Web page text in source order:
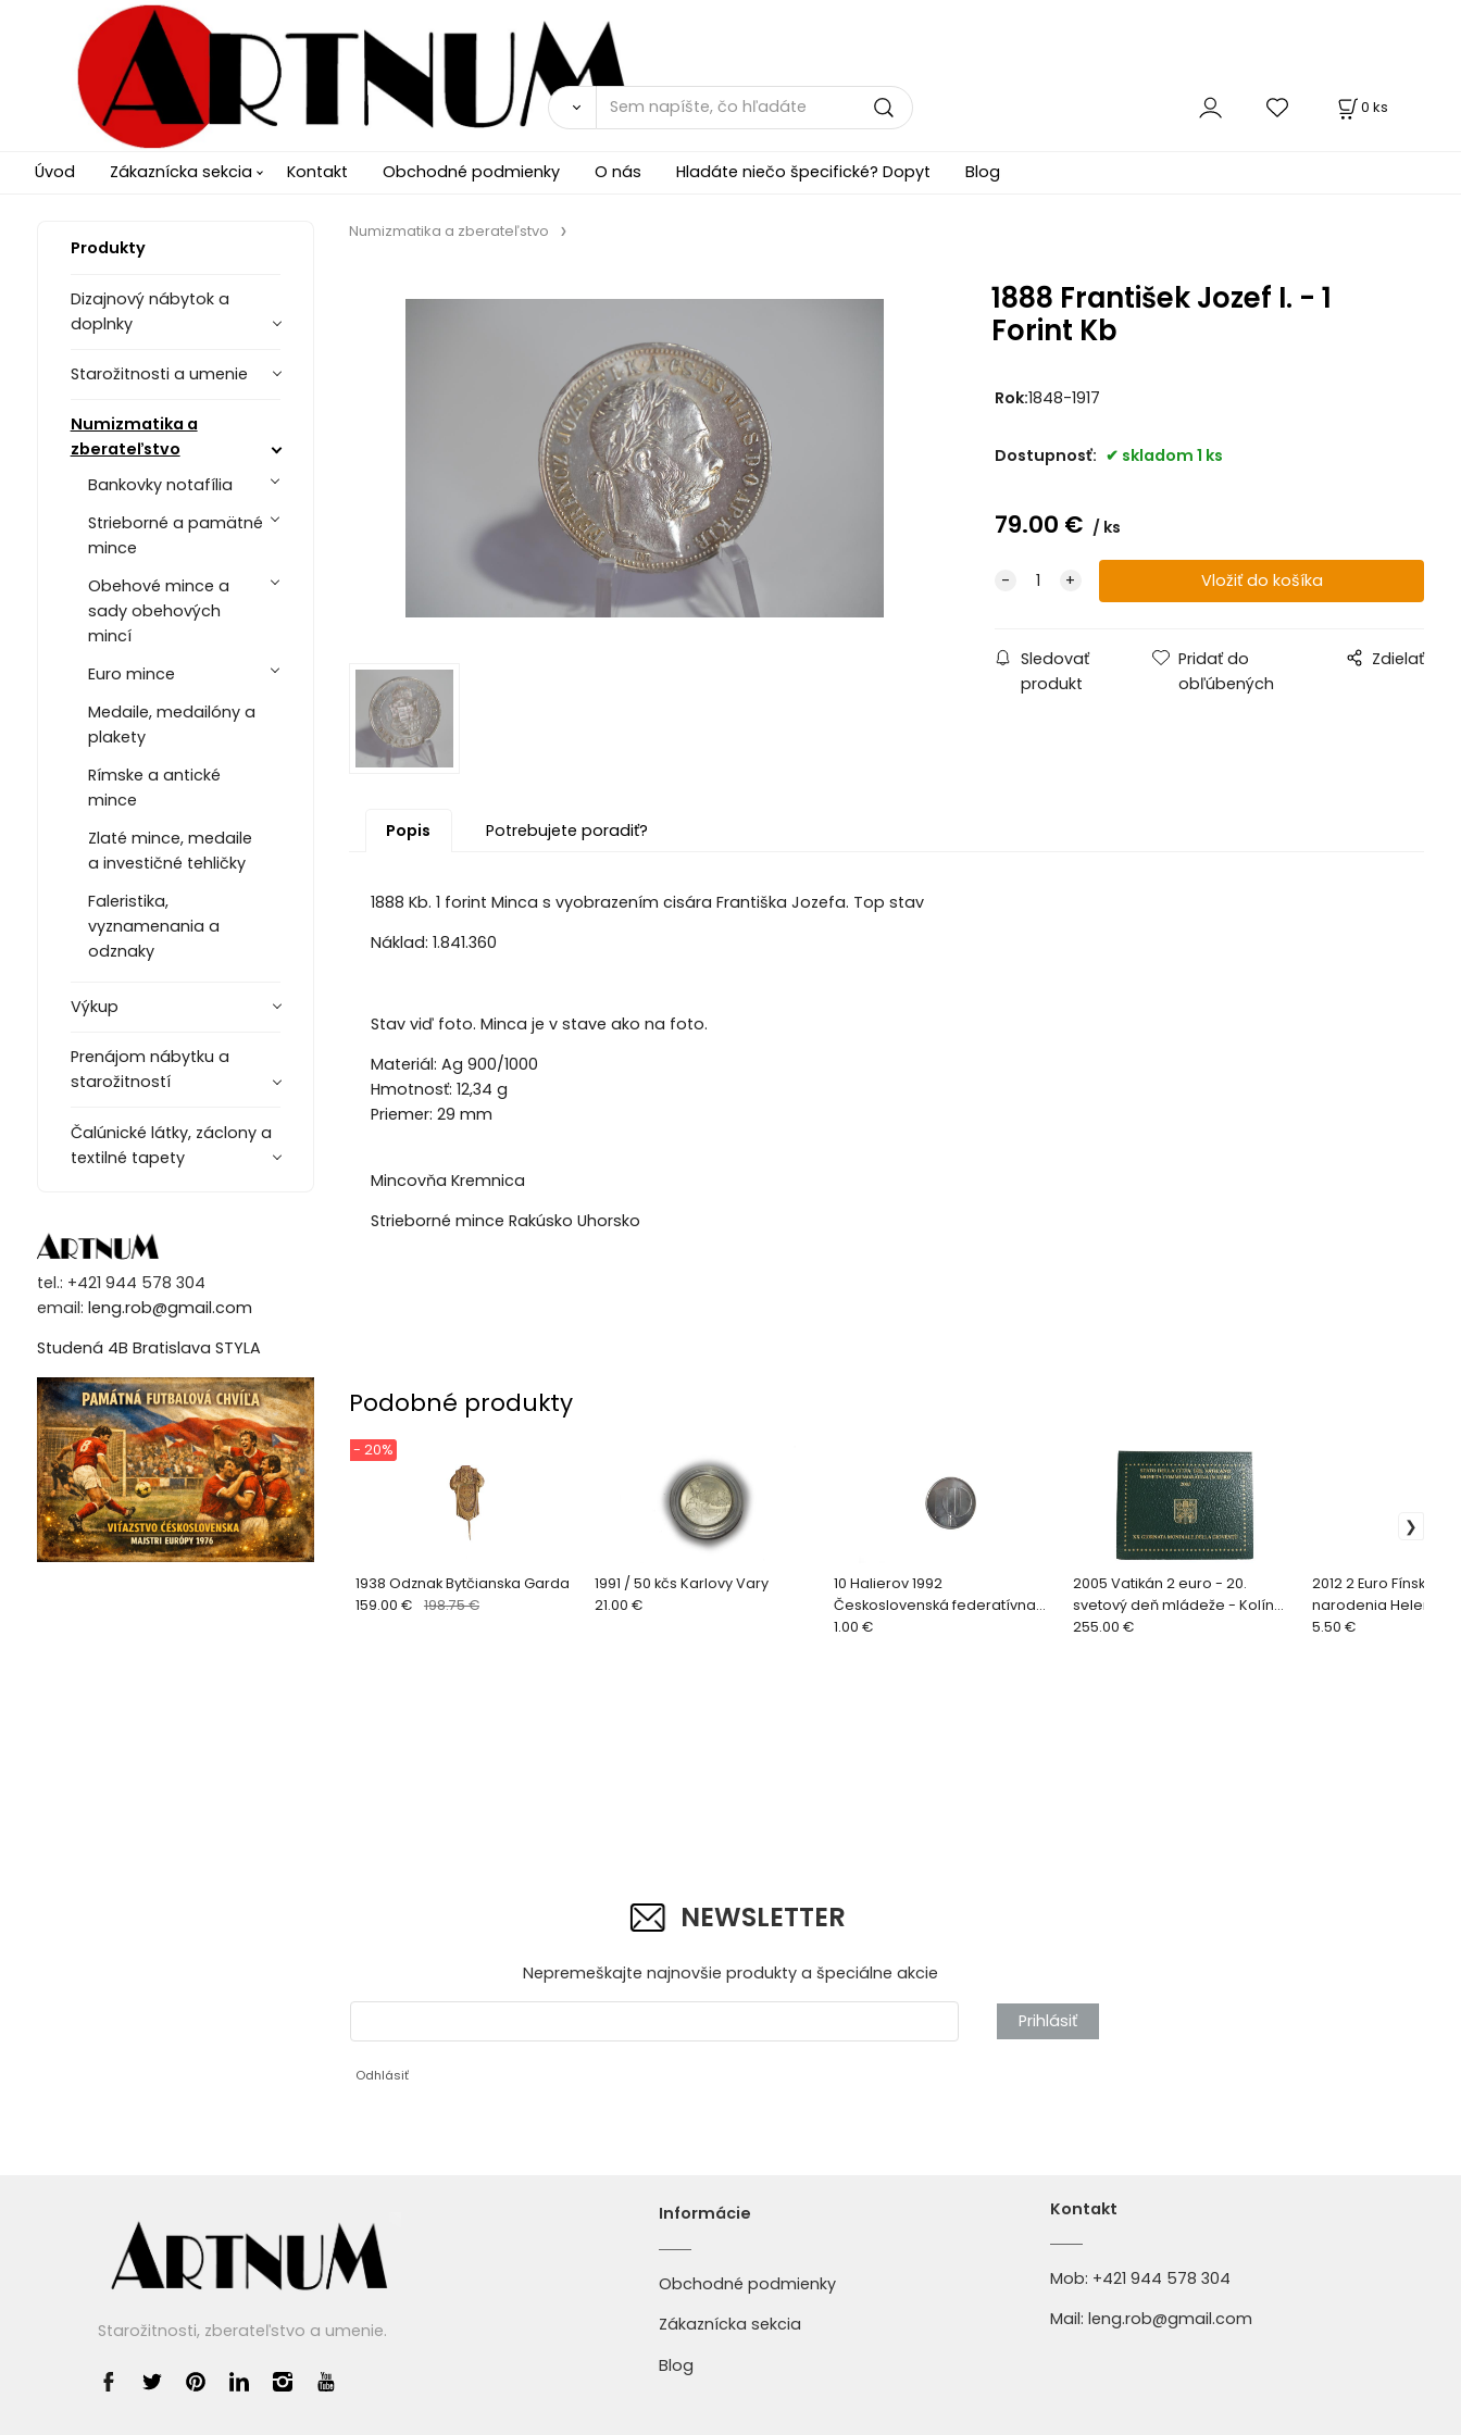
0 ks
Úvod Zákaznícka sekcia Kontakt Obchodné podmienky O nás Hladáte niečo špecifické? Dopyt Blog
Produkty
Dizajnový nábytok a
doplnky
Starožitnosti a umenie
Numizmatika a
zberateľstvo
Bankovky notafília
Strieborné a pamätné
mince
Obehové mince a
sady obehových
mincí
Euro mince
Medaile, medailóny a
plakety
Rímske a antické
mince
Zlaté mince, medaile
a investičné tehličky
Faleristika,
vyznamenania a
odznaky
Výkup
Prenájom nábytku a
starožitností
Čalúnické látky, záclony a
textilné tapety
tel.: +421 944 578 304
email: leng.rob@gmail.com
Studená 4B Bratislava STYLA
Numizmatika a zberateľstvo
1888 František Jozef I. - 1
Forint Kb
Rok:1848-1917
Dostupnosť: skladom 1 ks
79.00 € ks
Sledovať
produkt
Pridať do
obľúbených
Zdielať
Popis Potrebujete poradiť?
1888 Kb. 1 forint Minca s vyobrazením cisára Františka Jozefa. Top stav
Náklad: 1.841.360
Stav viď foto. Minca je v stave ako na foto.
Materiál: Ag 900/1000
Hmotnosť: 12,34 g
Priemer: 29 mm
Mincovňa Kremnica
Strieborné mince Rakúsko Uhorsko
Podobné produkty
1938 Odznak Bytčianska Garda
- 20%
159.00 € 198.75 €
1991 / 50 kčs Karlovy Vary
21.00 €
10 Halierov 1992
Československá federatívna
republika
1.00 €
2005 Vatikán 2 euro - 20.
svetový deň mládeže - Kolín
nad Rýnom
255.00 €
2012 2 Euro Fínsko -
narodenia Helene
5.50 €
NEWSLETTER
Nepremeškajte najnovšie produkty a špeciálne akcie
Prihlásiť
Odhlásiť
Starožitnosti, zberateľstvo a umenie.
Informácie
Obchodné podmienky
Zákaznícka sekcia
Blog
Kontakt
Mob: +421 944 578 304
Mail: leng.rob@gmail.com